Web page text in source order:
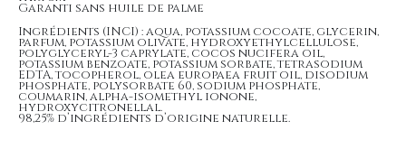
Garanti sans huile de palme
Ingrédients (INCI) : aqua, potassium cocoate, glycerin,
parfum, potassium olivate, hydroxyethylcellulose,
polyglyceryl-3 caprylate, cocos nucifera oil,
potassium benzoate, potassium sorbate, tetrasodium
EDTA, tocopherol, olea europaea fruit oil, disodium
phosphate, polysorbate 60, sodium phosphate,
coumarin, alpha-isomethyl ionone,
hydroxycitronellal.
98,25% d’ingrédients d’origine naturelle.